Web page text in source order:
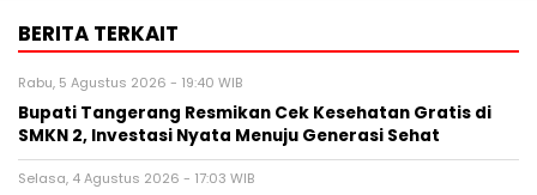
BERITA TERKAIT
Rabu, 5 Agustus 2026 - 19:40 WIB
‎Bupati Tangerang Resmikan Cek Kesehatan Gratis di
SMKN 2, Investasi Nyata Menuju Generasi Sehat
Selasa, 4 Agustus 2026 - 17:03 WIB